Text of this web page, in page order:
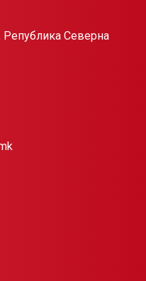
Република Северна